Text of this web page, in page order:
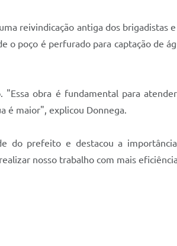
reivindicação antiga dos
poço é perfurado para captação de
obra é fundamental para
é maior", explicou Donnega.
do prefeito e destacou a
nosso trabalho com mais